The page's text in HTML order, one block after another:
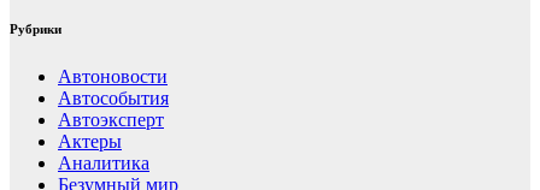
Рубрики
Автоновости
Автособытия
Автоэксперт
Актеры
Аналитика
Безумный мир